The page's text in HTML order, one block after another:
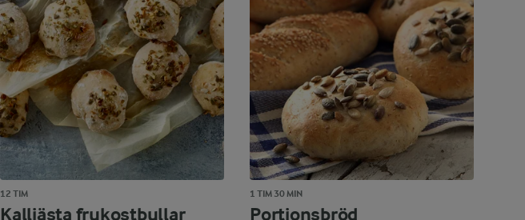
12 TIM
Kalljästa frukostbullar
1 TIM 30 MIN
Portionsbröd